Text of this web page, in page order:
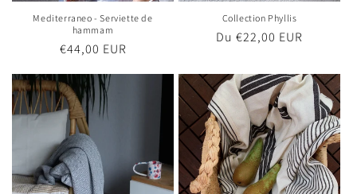
Mediterraneo - Serviette de
hammam
Prix
€44,00 EUR
Collection Phyllis
Prix
Du €22,00 EUR